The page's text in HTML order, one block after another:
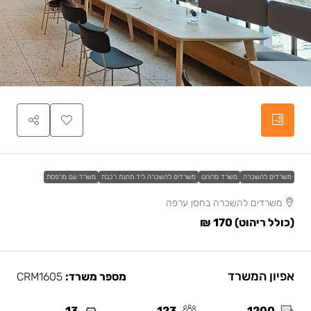
משרדים להשכרה משרד מרוהט משרדים להשכרה ליד תחנת רכבת משרד עם מרפסת
משרדים להשכרה בחסן ערפה
(כולל ריהוט) 170 ₪
אפיון המשרד מספר משרד: